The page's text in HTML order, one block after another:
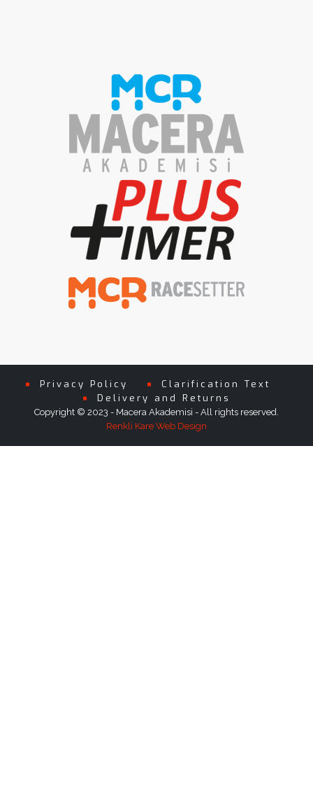
Privacy Policy
Clarification Text
Delivery and Returns
Copyright © 2023 - Macera Akademisi - All rights reserved.
Renkli Kare Web Design